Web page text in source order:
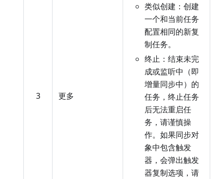
3 更多
类似创建：创建
一个和当前任务
配置相同的新复
制任务。
终止：结束未完
成或监听中（即
增量同步中）的
任务，终止任务
后无法重启任
务，请谨慎操
作。如果同步对
象中包含触发
器，会弹出触发
器复制选项，请